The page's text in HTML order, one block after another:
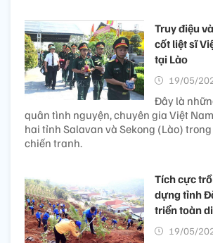
Truy điệu
cốt liệt sĩ
tại Lào
19/05/
Đây là
quân tình nguyện, chuyên gia Việt
hai tỉnh Salavan và Sekong (Lào)
chiến tranh.
Tích cực
dựng tỉnh
triển toàn
19/05/